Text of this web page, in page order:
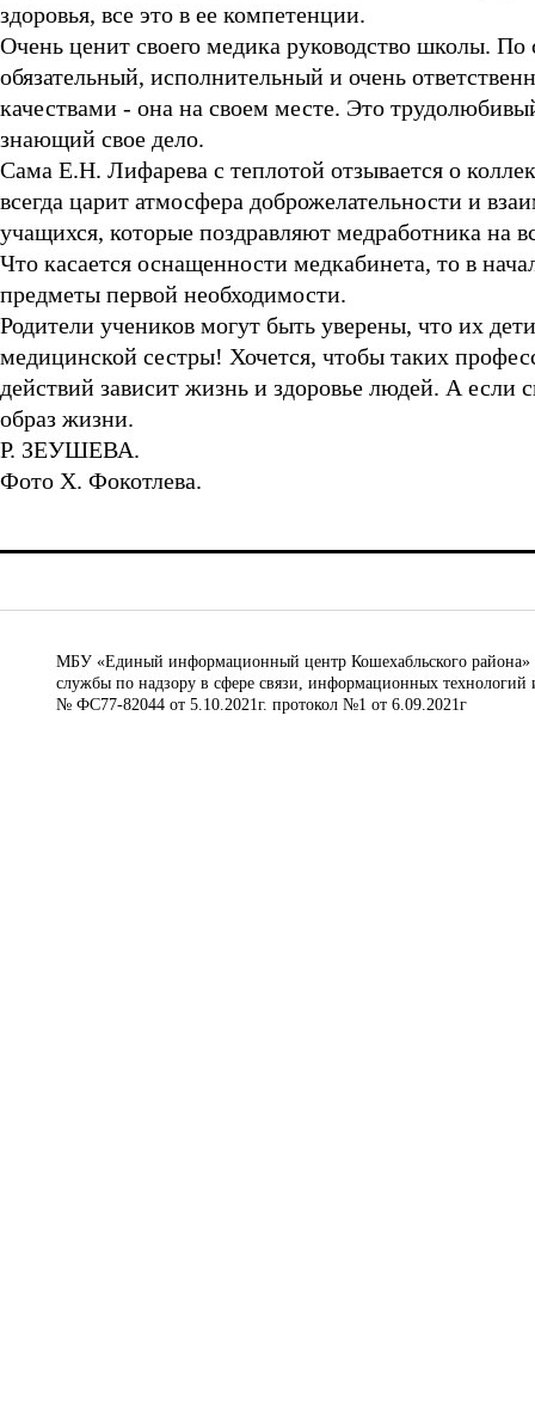
здоровья, все это в ее компетенции.
Очень ценит своего медика руководство школы.
обязательный, исполнительный и очень
качествами - она на своем месте. Это
знающий свое дело.
Сама Е.Н. Лифарева с теплотой отзывается о
всегда царит атмосфера доброжелательности и
учащихся, которые поздравляют медработника на
Что касается оснащенности медкабинета, то в
предметы первой необходимости.
Родители учеников могут быть уверены, что их
медицинской сестры! Хочется, чтобы таких
действий зависит жизнь и здоровье людей. А если
образ жизни.
Р. ЗЕУШЕВА.
Фото Х. Фокотлева.
МБУ «Единый информационный центр Кошехабльского района»
службы по надзору в сфере связи, информационных
№ ФС77-82044 от 5.10.2021г. протокол №1 от 6.09.2021г